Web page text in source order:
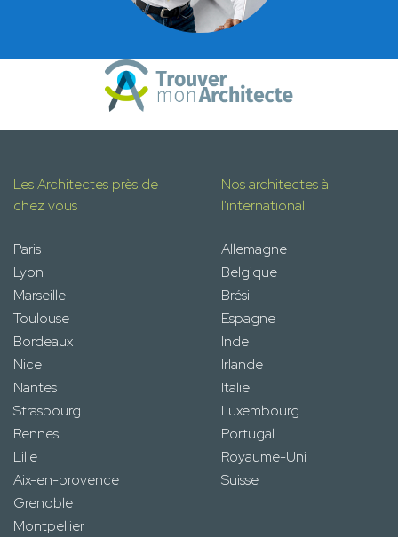
Les Architectes près de
chez vous
Paris
Lyon
Marseille
Toulouse
Bordeaux
Nice
Nantes
Strasbourg
Rennes
Lille
Aix-en-provence
Grenoble
Montpellier
Nos architectes à
l'international
Allemagne
Belgique
Brésil
Espagne
Inde
Irlande
Italie
Luxembourg
Portugal
Royaume-Uni
Suisse